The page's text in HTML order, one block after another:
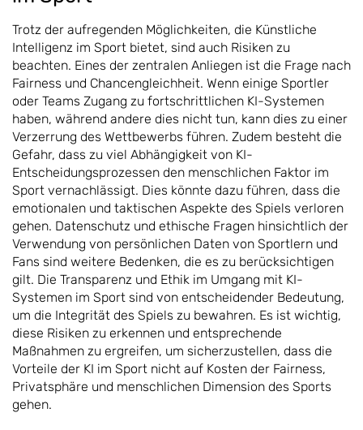
Trotz der aufregenden Möglichkeiten, die Künstliche
Intelligenz im Sport bietet, sind auch Risiken zu
beachten. Eines der zentralen Anliegen ist die Frage nach
Fairness und Chancengleichheit. Wenn einige Sportler
oder Teams Zugang zu fortschrittlichen KI-Systemen
haben, während andere dies nicht tun, kann dies zu einer
Verzerrung des Wettbewerbs führen. Zudem besteht die
Gefahr, dass zu viel Abhängigkeit von KI-
Entscheidungsprozessen den menschlichen Faktor im
Sport vernachlässigt. Dies könnte dazu führen, dass die
emotionalen und taktischen Aspekte des Spiels verloren
gehen. Datenschutz und ethische Fragen hinsichtlich der
Verwendung von persönlichen Daten von Sportlern und
Fans sind weitere Bedenken, die es zu berücksichtigen
gilt. Die Transparenz und Ethik im Umgang mit KI-
Systemen im Sport sind von entscheidender Bedeutung,
um die Integrität des Spiels zu bewahren. Es ist wichtig,
diese Risiken zu erkennen und entsprechende
Maßnahmen zu ergreifen, um sicherzustellen, dass die
Vorteile der KI im Sport nicht auf Kosten der Fairness,
Privatsphäre und menschlichen Dimension des Sports
gehen.